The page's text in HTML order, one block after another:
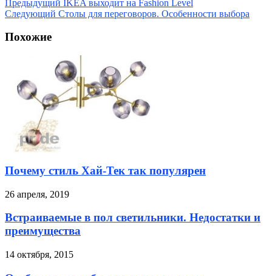
Предыдущий IKEA выходит на Fashion Level
Следующий Столы для переговоров. Особенности выбора
Похожие
Почему стиль Хай-Тек так популярен
26 апреля, 2019
Встраиваемые в пол светильники. Недостатки и
преимущества
14 октября, 2015